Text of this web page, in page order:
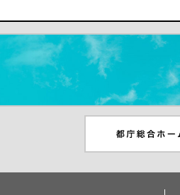
＃だから都立高（別ウインドウが開
ンドウが開きます